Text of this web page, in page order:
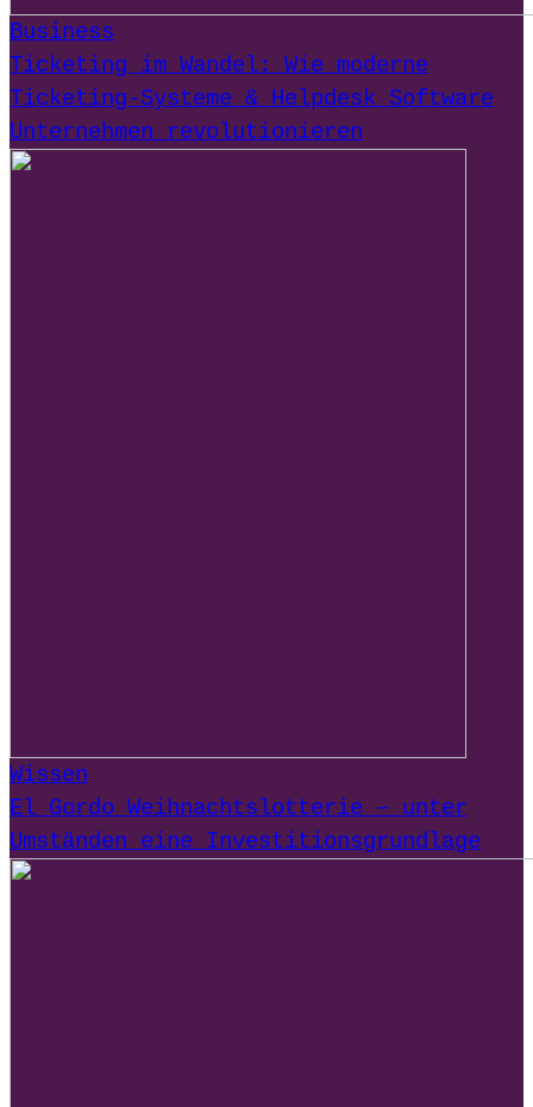
Business
Ticketing im Wandel: Wie moderne
Ticketing-Systeme & Helpdesk Software
Unternehmen revolutionieren
Wissen
El Gordo Weihnachtslotterie – unter
Umständen eine Investitionsgrundlage